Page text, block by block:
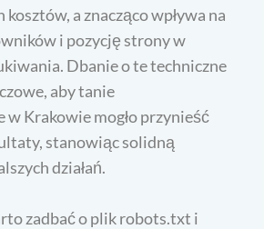
a znacząco wpływa na
i pozycję strony w
Dbanie o te techniczne
aby tanie
w Krakowie mogło przynieść
stanowiąc solidną
działań.
zadbać o plik robots.txt i